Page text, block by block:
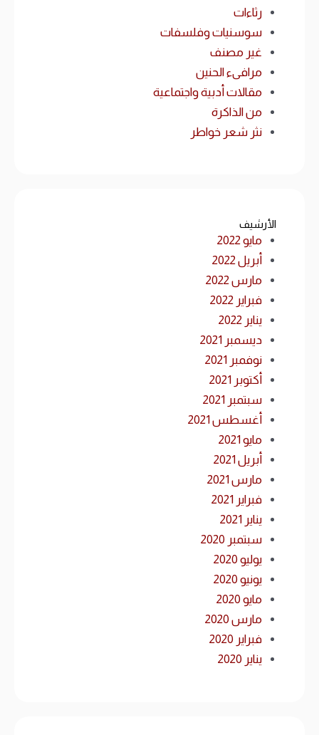
رثاءات
سوسنيات وفلسفات
غير مصنف
مرافىء الحنين
مقالات أدبية واجتماعية
من الذاكرة
نثر شعر خواطر
الأرشيف
مايو 2022
أبريل 2022
مارس 2022
فبراير 2022
يناير 2022
ديسمبر 2021
نوفمبر 2021
أكتوبر 2021
سبتمبر 2021
أغسطس 2021
مايو 2021
أبريل 2021
مارس 2021
فبراير 2021
يناير 2021
سبتمبر 2020
يوليو 2020
يونيو 2020
مايو 2020
مارس 2020
فبراير 2020
يناير 2020